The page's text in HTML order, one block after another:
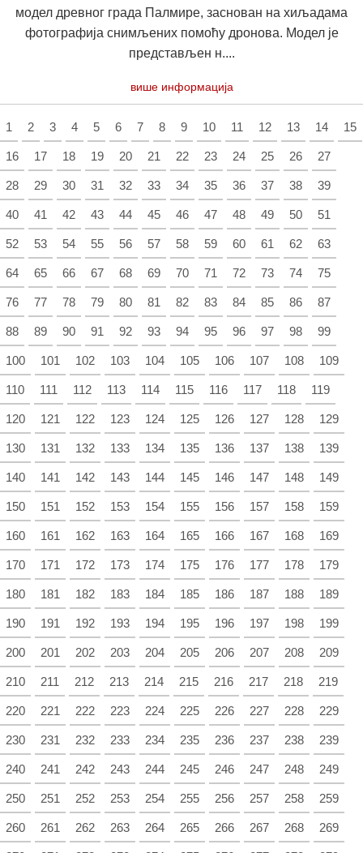
модел древног града Палмире, заснован на хиљадама
фотографија снимљених помоћу дронова. Модел је
представљен н....
више информација
1 2 3 4 5 6 7 8 9 10 11 12 13 14 15
16 17 18 19 20 21 22 23 24 25 26 27
28 29 30 31 32 33 34 35 36 37 38 39
40 41 42 43 44 45 46 47 48 49 50 51
52 53 54 55 56 57 58 59 60 61 62 63
64 65 66 67 68 69 70 71 72 73 74 75
76 77 78 79 80 81 82 83 84 85 86 87
88 89 90 91 92 93 94 95 96 97 98 99
100 101 102 103 104 105 106 107 108 109
110 111 112 113 114 115 116 117 118 119
120 121 122 123 124 125 126 127 128 129
130 131 132 133 134 135 136 137 138 139
140 141 142 143 144 145 146 147 148 149
150 151 152 153 154 155 156 157 158 159
160 161 162 163 164 165 166 167 168 169
170 171 172 173 174 175 176 177 178 179
180 181 182 183 184 185 186 187 188 189
190 191 192 193 194 195 196 197 198 199
200 201 202 203 204 205 206 207 208 209
210 211 212 213 214 215 216 217 218 219
220 221 222 223 224 225 226 227 228 229
230 231 232 233 234 235 236 237 238 239
240 241 242 243 244 245 246 247 248 249
250 251 252 253 254 255 256 257 258 259
260 261 262 263 264 265 266 267 268 269